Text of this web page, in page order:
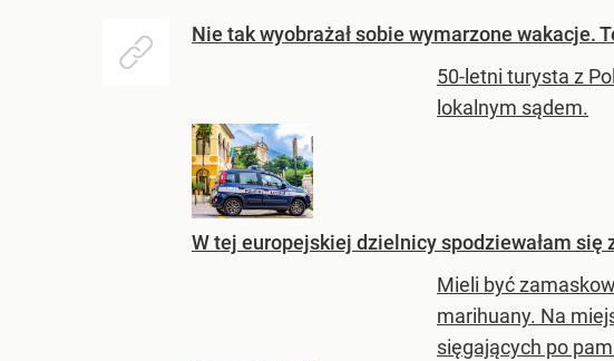
Nie tak wyobrażał sobie wymarzone wakacje.
50-letni turysta z
lokalnym sądem.
W tej europejskiej dzielnicy spodziewałam się
Mieli być
marihuany. Na
sięgających po